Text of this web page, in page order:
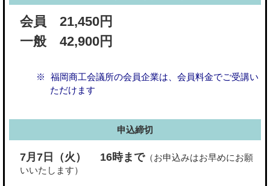
会員 21,450円
一般 42,900円
福岡商工会議所の会員企業は、会員料金でご受講い
ただけます
申込締切
7月7日（火） 16時まで（お申込みはお早めにお願
いいたします）